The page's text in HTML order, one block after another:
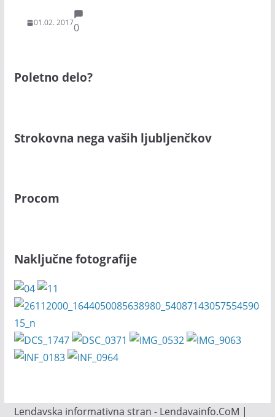
01.02. 20170
Poletno delo?
Strokovna nega vaših ljubljenčkov
Procom
Naključne fotografije
Lendavska informativna stran - Lendavainfo.CoM |